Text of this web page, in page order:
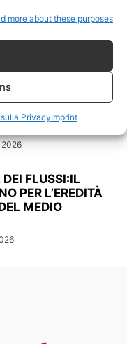
more about these purposes
PrivacyImprint
AL
Nuovo Ordine
Segreto
FLUSSI:IL
PER L’EREDITÀ
MEDIO